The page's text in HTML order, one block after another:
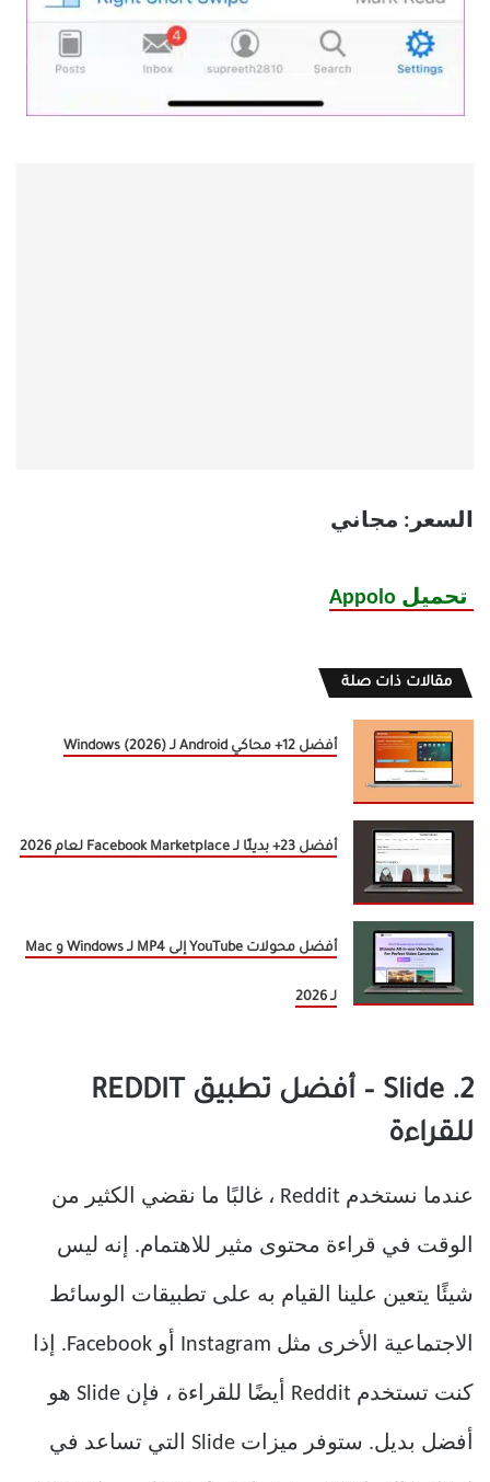
السعر: مجاني
تحميل Appolo
مقالات ذات صلة
أفضل 12+ محاكي Android لـ Windows (2026)
أفضل 23+ بديلًا لـ Facebook Marketplace لعام 2026
أفضل محولات YouTube إلى MP4 لـ Windows و Mac
لـ 2026
2. Slide – أفضل تطبيق REDDIT
للقراءة
عندما نستخدم Reddit ، غالبًا ما نقضي الكثير من
الوقت في قراءة محتوى مثير للاهتمام. إنه ليس
شيئًا يتعين علينا القيام به على تطبيقات الوسائط
الاجتماعية الأخرى مثل Instagram أو Facebook. إذا
كنت تستخدم Reddit أيضًا للقراءة ، فإن Slide هو
أفضل بديل. ستوفر ميزات Slide التي تساعد في